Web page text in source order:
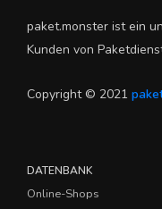
paket.monster ist ein
Kunden von
Copyright © 2021
DATENBANK
Online-Shops